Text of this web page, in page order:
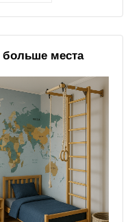
больше места